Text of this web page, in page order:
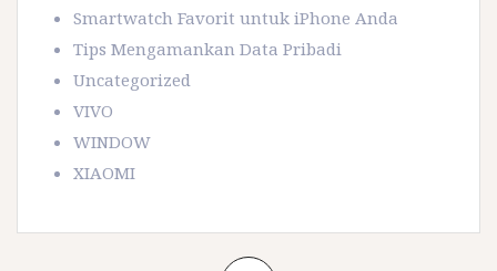
Smartwatch Favorit untuk iPhone Anda
Tips Mengamankan Data Pribadi
Uncategorized
VIVO
WINDOW
XIAOMI